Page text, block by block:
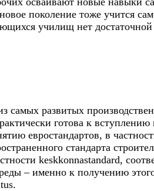
поколение тоже учится
училищ нет
самых развитых
готова к
евростандартов, в
стандарта
keskkonnastandard,
– именно к получению этого